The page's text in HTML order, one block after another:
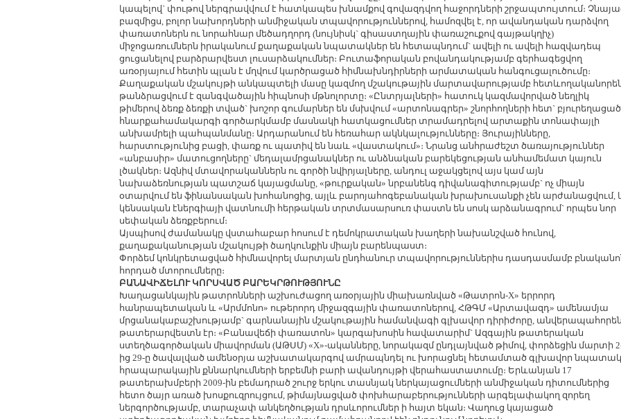
կապելով` փութով ներգրավվում է հատկապես խնամքով գովազդվող հաջորդների շրջապտույտում։
բազմիցս, բոլոր նախորդների անմիջական տպավորություններով, համոզվել է, որ ավանդական դարձվող
փառատոներն ու նորահնար մեծադղորդ (նույնիսկ` գիսաստղային փառաշուքով գայթակղիչ)
միջոցառումներն իրականում քաղաքական նպատակներ են հետապնդում` ավելի ու ավելի հազվադեպ
ցուցանելով բարձրարվեստ լուսարձակումներ։ Բուտաֆորական բովանդակությամբ գերհագեցվող
առօրյայում հետին պլան է մղվում կարծրացած հիմնախնդիրների արմատական հանգուցալուծումը։
Քաղաքական մշակույթի անկապտելի մասը կազմող մշակութային մարտավարությամբ
թանձրացվում է զանգվածային հիպնոսի մթնոլորտը։ «Ընտրյալների» հատուկ կազմավորված նեղլիկ
թիմերով ձեռք ձեռքի տված` խոշոր գումարներ են մսխվում «արտոնագրեր» շնորհողների հետ` բյուրեղացած
հնարքահամակարգի գործարկմամբ մասնակի հատկացումներ տրամադրելով արտաքին տոնափայլի
անխամրելի պահպանմանը։ Արդարանում են հեռահար ակնկալությունները։ Յուրայինները,
հարստությունից բացի, փառք ու պատիվ են նաև «վաստակում»։ Նրանց անհրաժեշտ ծառայություններ
«անբասիր» մատուցողները` մեդալամրցանակներ ու անձնական բարեկեցության անհամեմատ կայուն
լծակներ։ Ազնիվ մտավորականներն ու գործի նվիրյալները, անդուլ աջակցելով այս կամ այն
նախաձեռնության պատշաճ կայացմանը, «թուրքական» նրբանենգ դիվանագիտությամբ` ոչ միայն
օտարվում են ֆինանսական խոհանոցից, այլև բարոյահոգեբանական խրախուսանքի չեն արժանացվում,
կենսական էներգիայի վատնումի հերթական տրտմասարսուռ փաստն են սոսկ արձանագրում` որպես նոր
սեփական ձեռքբերում։
Այսպիսով ժամանակը վստահաբար հոսում է դեմոկրատական խաղերի նախանշված հունով,
քաղաքականության մշակույթի ծաղկունքին միայն բարենպաստ։
Փորձեմ կոնկրետացված հիմնավորել մարտյան ընդհանուր տպավորություններիս դասդասմամբ
հորդած մտորումները։
ԲԱՆԱՎԻՃԵԼՈՒ ԿՈՐՍՎԱԾ ԲԱՐԵԿՐԹՈՒԹՅՈՒՆԸ
Խաղացանկային թատրոնների աշխուժացող առօրյային միախառնված «Թատրոն-X» երրորդ
հանրապետական և «Արմմոնո» ութերորդ միջազգային փառատոներով, ՀԹԳՄ «Արտավազդ» ամենամյա
մրցանակաբաշխությամբ` գարնանային մշակութային համանվագի գլխավոր դիրիժորը,
թատերարվեստն էր։ «Բանավեճի փառատոն» կարգախոսին հավատարիմ` Ազգային թատերական
ստեղծագործական միավորման (ԱԹՍՄ) «X»-ականները, նորակազմ ընդլայնված թիմով, փորձեցին մարտի
ից 29-ը ծավալված ամենօրյա աշխատակարգով ամրապնդել ու խորացնել հետամտած գլխավոր
հրապարակային քննարկումների երբեմնի բարի ավանդույթի վերահաստատումը։ Երևանյան 17
թատերախմբերի 2009-ին բեմադրած շուրջ երկու տասնյակ ներկայացումների անմիջական դիտումներից
հետո ծայր առած խոսքուզրույցում, թիմայնացված փոխհարաբերությունների արգելափակող զորեղ
ներգործությամբ, տարաչափ անկեղծության դրսևորումներ ի հայտ եկան։ Վաղուց կայացած